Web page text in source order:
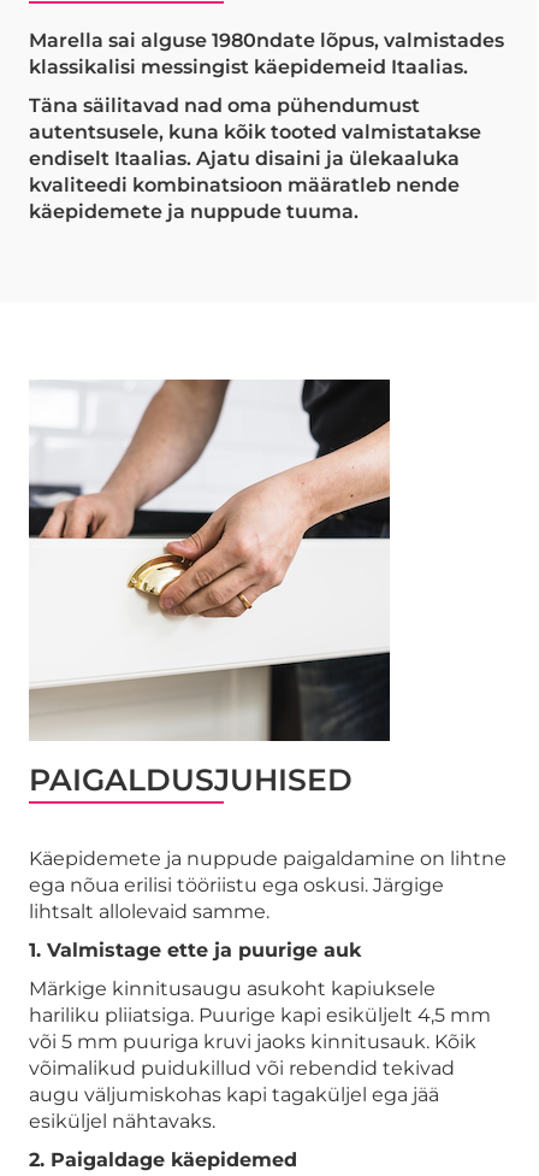
Marella sai alguse 1980ndate lõpus, valmistades
klassikalisi messingist käepidemeid Itaalias.
Täna säilitavad nad oma pühendumust
autentsusele, kuna kõik tooted valmistatakse
endiselt Itaalias. Ajatu disaini ja ülekaaluka
kvaliteedi kombinatsioon määratleb nende
käepidemete ja nuppude tuuma.
PAIGALDUSJUHISED
Käepidemete ja nuppude paigaldamine on lihtne
ega nõua erilisi tööriistu ega oskusi. Järgige
lihtsalt allolevaid samme.
1. Valmistage ette ja puurige auk
Märkige kinnitusaugu asukoht kapiuksele
hariliku pliiatsiga. Puurige kapi esiküljelt 4,5 mm
või 5 mm puuriga kruvi jaoks kinnitusauk. Kõik
võimalikud puidukillud või rebendid tekivad
augu väljumiskohas kapi tagaküljel ega jää
esiküljel nähtavaks.
2. Paigaldage käepidemed